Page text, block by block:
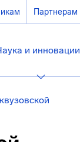
Партнерам
и инновации